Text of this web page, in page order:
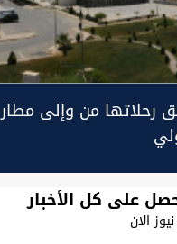
رحلاتها من وإلى مطار
على كل الأخبار
الان